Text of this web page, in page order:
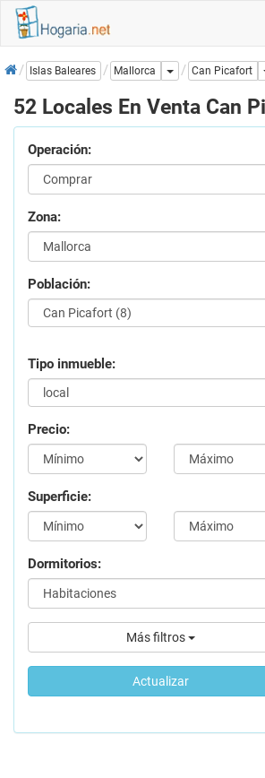
InicioIslas Baleares Mallorca Dropdown
Can Picafort
52 Locales En Venta Can
Operación:
Zona:
Población:
Tipo inmueble:
Precio:
Superficie:
Dormitorios:
Más filtros
Actualizar